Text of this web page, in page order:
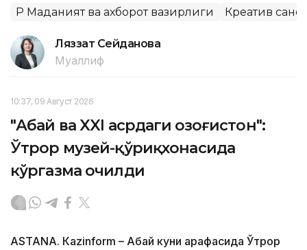
ҚР Маданият ва ахборот вазирлиги Креатив
Ляззат Сейданова
Муаллиф
10:37, 09 Август 2026
"Абай ва XXI асрдаги Қозоғистон":
Ўтрор музей-қўриқхонасида
кўргазма очилди
ASTANА. Кazinform – Абай куни арафасида Ўтрор